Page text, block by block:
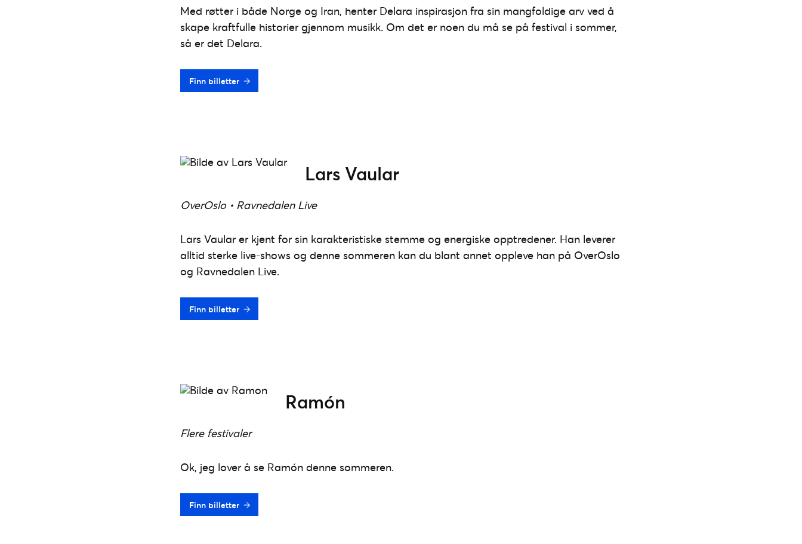
Med røtter i både Norge og Iran, henter Delara inspirasjon fra sin mangfoldige arv ved å
skape kraftfulle historier gjennom musikk. Om det er noen du må se på festival i sommer,
så er det Delara.
Finn billetter
Lars Vaular
OverOslo • Ravnedalen Live
Lars Vaular er kjent for sin karakteristiske stemme og energiske opptredener. Han leverer
alltid sterke live-shows og denne sommeren kan du blant annet oppleve han på OverOslo
og Ravnedalen Live.
Finn billetter
Ramón
Flere festivaler
Ok, jeg lover å se Ramón denne sommeren.
Finn billetter